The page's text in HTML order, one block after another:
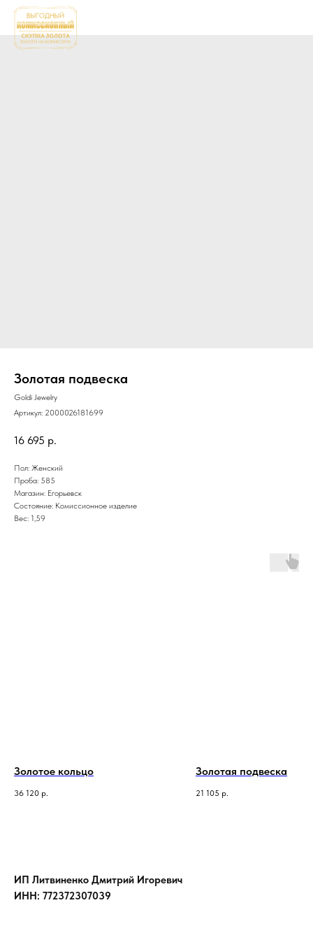
Золотая подвеска
Goldi Jewelry
Артикул: 2000026181699
16 695 р.
Пол: Женский
Проба: 585
Магазин: Егорьевск
Состояние: Комиссионное изделие
Вес: 1,59
Золотое кольцо
36 120 р.
Золотая подвеска
21 105 р.
ИП Литвиненко Дмитрий Игоревич
ИНН: 772372307039